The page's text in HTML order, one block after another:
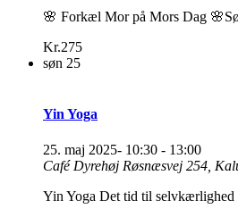
🌸 Forkæl Mor på Mors Dag
Kr.275
søn 25
Yin Yoga
25. maj 2025- 10:30 - 13:00
Café Dyrehøj Røsnæsvej 254,
Yin Yoga Det tid til